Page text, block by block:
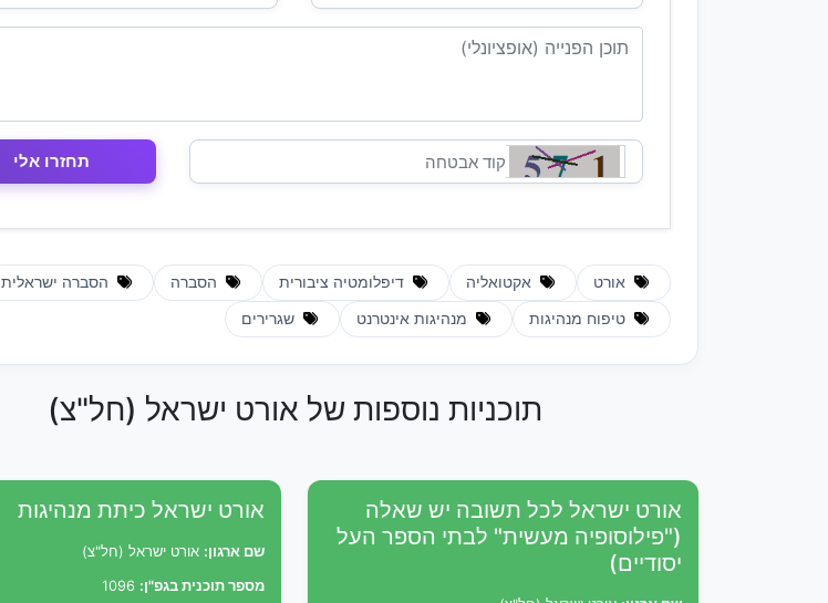
אורט אקטואליה דיפלומטיה ציבורית הסברה הסברה ישראלית
טיפוח מנהיגות מנהיגות אינטרנט שגרירים
תוכניות נוספות של אורט ישראל (חל"צ)
אורט ישראל לכל תשובה יש שאלה
("פילוסופיה מעשית" לבתי הספר העל
יסודיים)
אורט ישראל כיתת מנהיגות
שם ארגון: אורט ישראל (חל"צ)
מספר תוכנית בגפ"ן: